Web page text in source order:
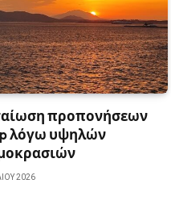
προπονήσεων
λόγω υψηλών
2026